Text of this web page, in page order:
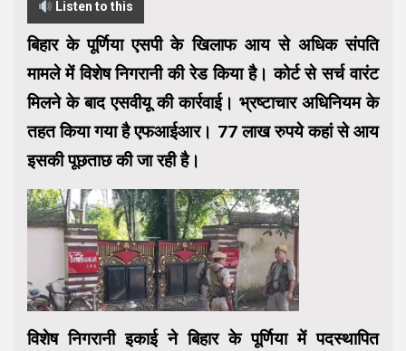
Listen to this
बिहार के पूर्णिया एसपी के खिलाफ आय से अधिक संपति
मामले में विशेष निगरानी की रेड किया है। कोर्ट से सर्च वारंट
मिलने के बाद एसवीयू की कार्रवाई। भ्रष्टाचार अधिनियम के
तहत किया गया है एफआईआर। 77 लाख रुपये कहां से आय
इसकी पूछताछ की जा रही है।
विशेष निगरानी इकाई ने बिहार के पूर्णिया में पदस्थापित